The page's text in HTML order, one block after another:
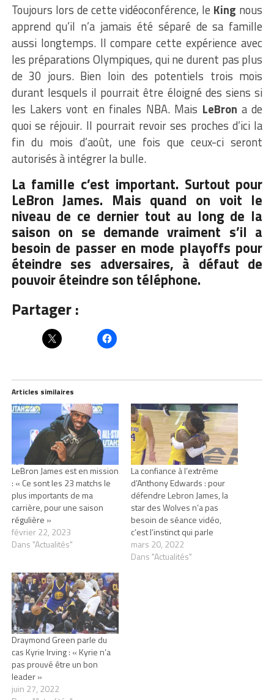
Toujours lors de cette vidéoconférence, le King nous
apprend qu’il n’a jamais été séparé de sa famille
aussi longtemps. Il compare cette expérience avec
les préparations Olympiques, qui ne durent pas plus
de 30 jours. Bien loin des potentiels trois mois
durant lesquels il pourrait être éloigné des siens si
les Lakers vont en finales NBA. Mais LeBron a de
quoi se réjouir. Il pourrait revoir ses proches d’ici la
fin du mois d’août, une fois que ceux-ci seront
autorisés à intégrer la bulle.
La famille c’est important. Surtout pour
LeBron James. Mais quand on voit le
niveau de ce dernier tout au long de la
saison on se demande vraiment s’il a
besoin de passer en mode playoffs pour
éteindre ses adversaires, à défaut de
pouvoir éteindre son téléphone.
Partager :
Articles similaires
LeBron James est en mission
: « Ce sont les 23 matchs le
plus importants de ma
carrière, pour une saison
régulière »
février 22, 2023
Dans "Actualités"
La confiance à l’extrême
d’Anthony Edwards : pour
défendre Lebron James, la
star des Wolves n’a pas
besoin de séance vidéo,
c’est l’instinct qui parle
mars 20, 2022
Dans "Actualités"
Draymond Green parle du
cas Kyrie Irving : « Kyrie n’a
pas prouvé être un bon
leader »
juin 27, 2022